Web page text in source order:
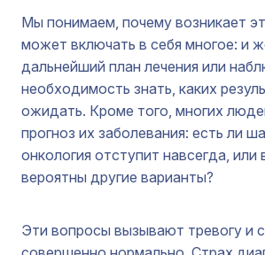
Мы понимаем, почему возникает
может включать в себя многое: и
дальнейший план лечения или
необходимость знать, каких
ожидать. Кроме того, многих
прогноз их заболевания: есть ли
онкология отступит навсегда, или
вероятны другие варианты?
Эти вопросы вызывают тревогу и